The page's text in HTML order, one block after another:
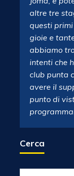
altre tre
questi
gioie e
abbiamo
intenti che
club punta
avere il
punto di
Cerca